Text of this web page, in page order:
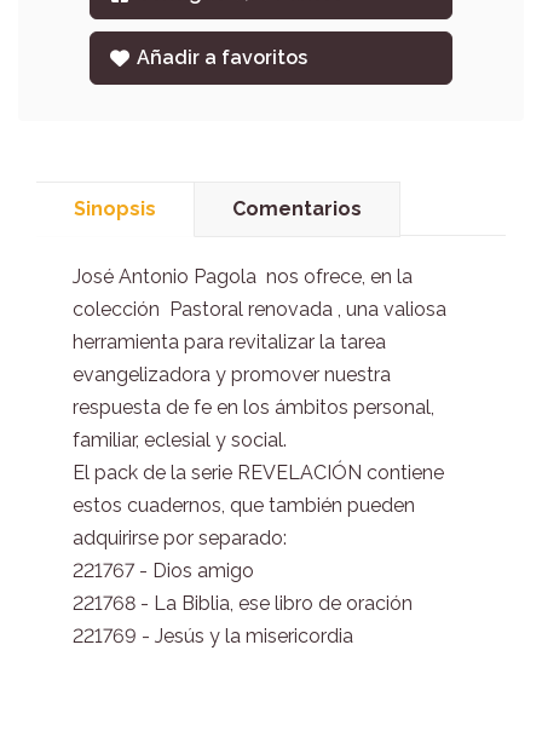
Añadir a favoritos
Sinopsis Comentarios
José Antonio Pagola nos ofrece, en la
colección Pastoral renovada , una valiosa
herramienta para revitalizar la tarea
evangelizadora y promover nuestra
respuesta de fe en los ámbitos personal,
familiar, eclesial y social.
El pack de la serie REVELACIÓN contiene
estos cuadernos, que también pueden
adquirirse por separado:
221767 - Dios amigo
221768 - La Biblia, ese libro de oración
221769 - Jesús y la misericordia